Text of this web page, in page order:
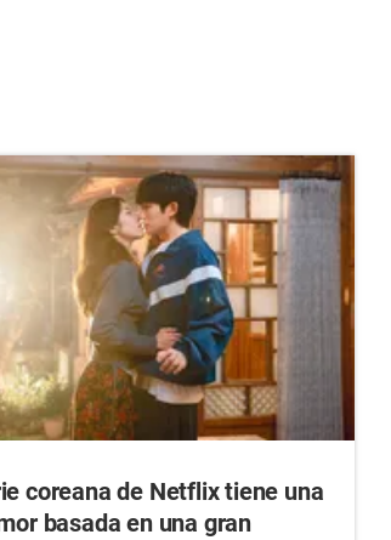
coreana de Netflix tiene una
basada en una gran